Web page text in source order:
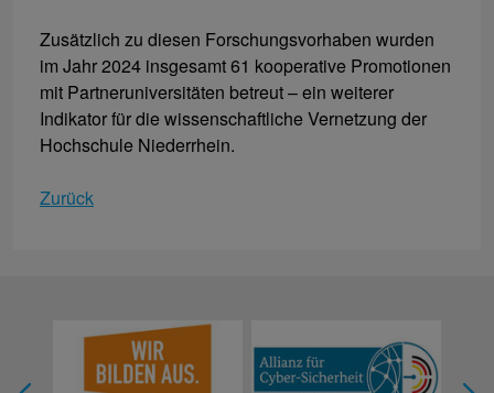
Zusätzlich zu diesen Forschungsvorhaben wurden
im Jahr 2024 insgesamt 61 kooperative Promotionen
mit Partneruniversitäten betreut – ein weiterer
Indikator für die wissenschaftliche Vernetzung der
Hochschule Niederrhein.
Zurück